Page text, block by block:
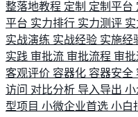
整落地教程 定制 定制平台
平台 实力排行 实力测评
实战演练 实战经验 实施经
实践 审批流 审批流程 审
客观评价 容器化 容器安全
访问 对比分析 导入导出 小
型项目 小微企业首选 小白